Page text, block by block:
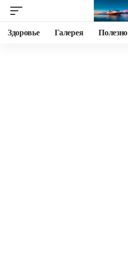
Здоровье Галерея Полезно